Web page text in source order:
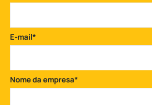
E-mail*
Nome da empresa*